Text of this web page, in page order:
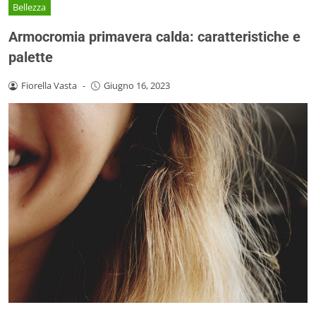
Bellezza
Armocromia primavera calda: caratteristiche e
palette
Fiorella Vasta - Giugno 16, 2023